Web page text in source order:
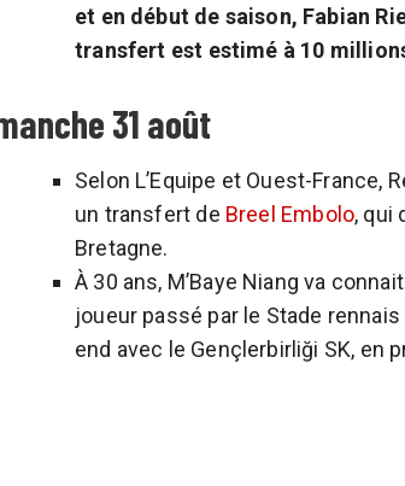
et en début de saison, Fabian
transfert est estimé à 10
31 août
Selon L’Equipe et Ouest-
un transfert de Breel Embolo, qui
Bretagne.
À 30 ans, M’Baye Niang va
joueur passé par le Stade
end avec le Gençlerbirliği SK, en